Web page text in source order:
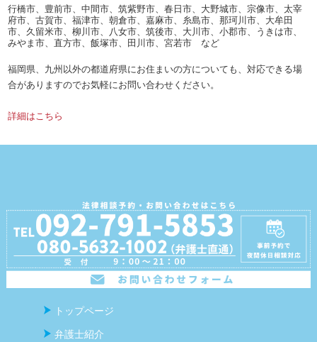
行橋市、豊前市、中間市、筑紫野市、春日市、大野城市、宗像市、太宰
府市、古賀市、福津市、朝倉市、嘉麻市、糸島市、那珂川市、大牟田
市、久留米市、柳川市、八女市、筑後市、大川市、小郡市、うきは市、
みやま市、直方市、飯塚市、田川市、宮若市 など
福岡県、九州以外の都道府県にお住まいの方についても、対応できる場
合がありますのでお気軽にお問い合わせください。
詳細はこちら
トップページ
弁護士紹介